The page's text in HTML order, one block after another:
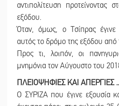
αντιπολίτευση
εξόδου.
Όταν, όμως, ο Τσίπρας
αυτός το δρόμο της εξόδου
Προς τι, λοιπόν, οι
μνημόνια τον Αύγουστο του
ΠΛΕΙΟΨΗΦΙΕΣ ΚΑΙ ΑΠΕΡΓΙΕΣ
Ο ΣΥΡΙΖΑ που έγινε εξουσία